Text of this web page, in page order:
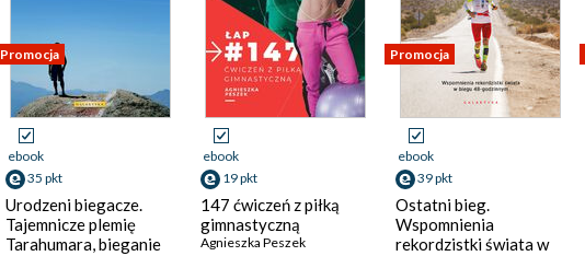
Promocja
ebook
35 pkt
Urodzeni biegacze.
Tajemnicze plemię
Tarahumara, bieganie
ebook
19 pkt
147 ćwiczeń z piłką
gimnastyczną
Agnieszka Peszek
Promocja
ebook
39 pkt
Ostatni bieg.
Wspomnienia
rekordzistki świata w